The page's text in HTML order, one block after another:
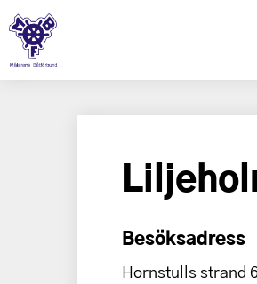
Besöksadress
Hornstulls strand